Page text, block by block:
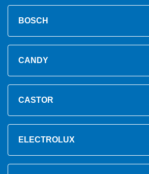
BOSCH
CANDY
CASTOR
ELECTROLUX